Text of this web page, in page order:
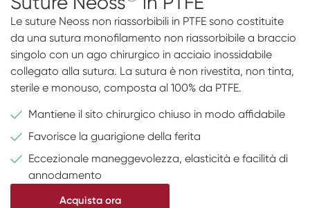
Le suture Neoss non riassorbibili in PTFE sono costituite
da una sutura monofilamento non riassorbibile a braccio
singolo con un ago chirurgico in acciaio inossidabile
collegato alla sutura. La sutura è non rivestita, non tinta,
sterile e monouso, composta al 100% da PTFE.
Mantiene il sito chirurgico chiuso in modo affidabile
Favorisce la guarigione della ferita
Eccezionale maneggevolezza, elasticità e facilità di
annodamento
Acquista ora